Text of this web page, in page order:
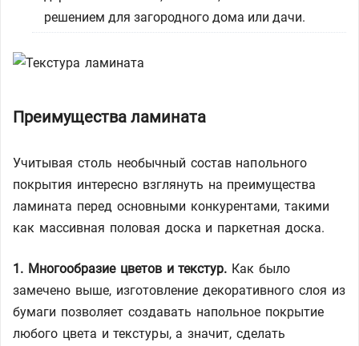
решением для загородного дома или дачи.
Преимущества ламината
Учитывая столь необычный состав напольного
покрытия интересно взглянуть на преимущества
ламината перед основными конкурентами, такими
как массивная половая доска и паркетная доска.
1. Многообразие цветов и текстур. Как было
замечено выше, изготовление декоративного слоя из
бумаги позволяет создавать напольное покрытие
любого цвета и текстуры, а значит, сделать